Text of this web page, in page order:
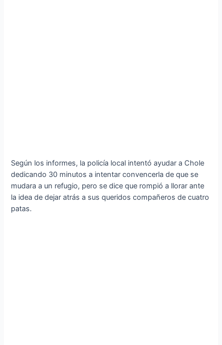
Según los informes, la policía local intentó ayudar a Chole
dedicando 30 minutos a intentar convencerla de que se
mudara a un refugio, pero se dice que rompió a llorar ante
la idea de dejar atrás a sus queridos compañeros de cuatro
patas.